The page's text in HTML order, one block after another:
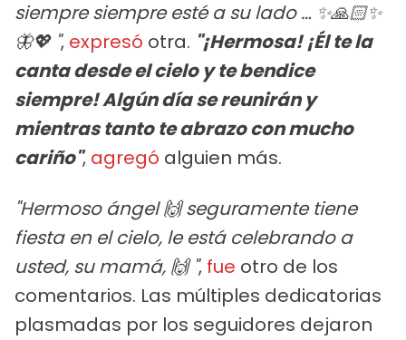
siempre siempre esté a su lado … ✨🙏🏻✨
🦋💖 ", expresó otra. "¡Hermosa! ¡Él te la
canta desde el cielo y te bendice
siempre! Algún día se reunirán y
mientras tanto te abrazo con mucho
cariño", agregó alguien más.
"Hermoso ángel 🙌 seguramente tiene
fiesta en el cielo, le está celebrando a
usted, su mamá, 🙌 ", fue otro de los
comentarios. Las múltiples dedicatorias
plasmadas por los seguidores dejaron